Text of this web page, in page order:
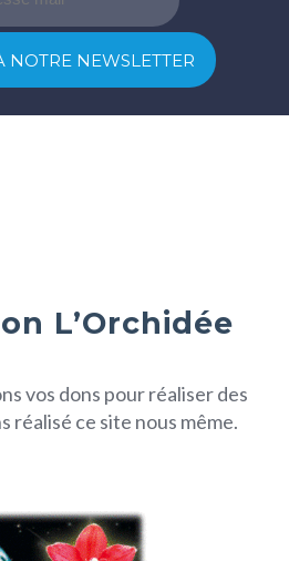
L’Orchidée
vos dons pour réaliser des
réalisé ce site nous même.